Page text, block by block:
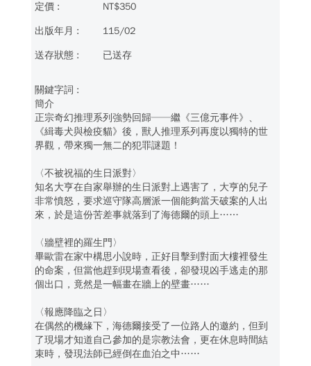
NT$350
115/02
已送存
簡介
正宗奇幻推理系列強勢回歸──繼《三億元事件》、
《緝毒犬與檢疫貓》後，獸人推理系列再度以獨特的世
界觀，帶來獨一無二的犯罪謎題！
〈不被祝福的生日派對〉
知名大亨在自家舉辦的生日派對上遇害了，大亨的兒子
非常憤怒，要求巡守隊高層派一個能夠當天破案的人出
來，於是這份苦差事就落到了海德爾的頭上……
〈牆壁裡的羅生門〉
畢歐雷在家中構思小說時，正好目擊到對面大樓裡發生
的命案，但當他趕到現場查看後，卻發現凶手逃走的那
個出口，竟然是一幅畫在牆上的壁畫……
〈報應降臨之日〉
在偶然的機緣下，海德爾接受了一位路人的邀約，但到
了現場才知道自己參加的是宗教法會，更在休息時間結
束時，發現法師已經倒在血泊之中……